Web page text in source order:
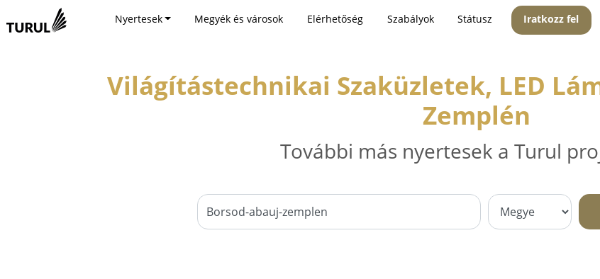
Nyertesek Megyék és városok Elérhetőség Szabályok Státusz Iratkozz fel
Világítástechnikai Szaküzletek, LED
Zemplén
További más nyertesek a Turul